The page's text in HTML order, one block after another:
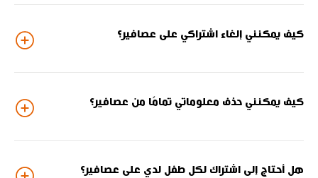
كيف يمكنني إلغاء اشتراكي على عصافير؟
كيف يمكنني حذف معلوماتي تمامًا من عصافير؟
هل أحتاج إلى اشتراك لكل طفل لدي على عصافير؟